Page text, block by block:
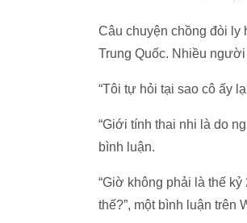
Câu chuyện chồng đòi ly
Trung Quốc. Nhiều
“Tôi tự hỏi tại sao cô ấy
“Giới tính thai nhi là do
bình luận.
“Giờ không phải là thế
thế?”, một bình luận trên